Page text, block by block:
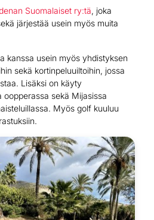
Suomalaiset ry:tä, joka
järjestää usein myös muita
kanssa usein myös yhdistyksen
sekä kortinpeluuiltoihin, jossa
Lisäksi on käyty
sekä Mijasissa
Myös golf kuuluu